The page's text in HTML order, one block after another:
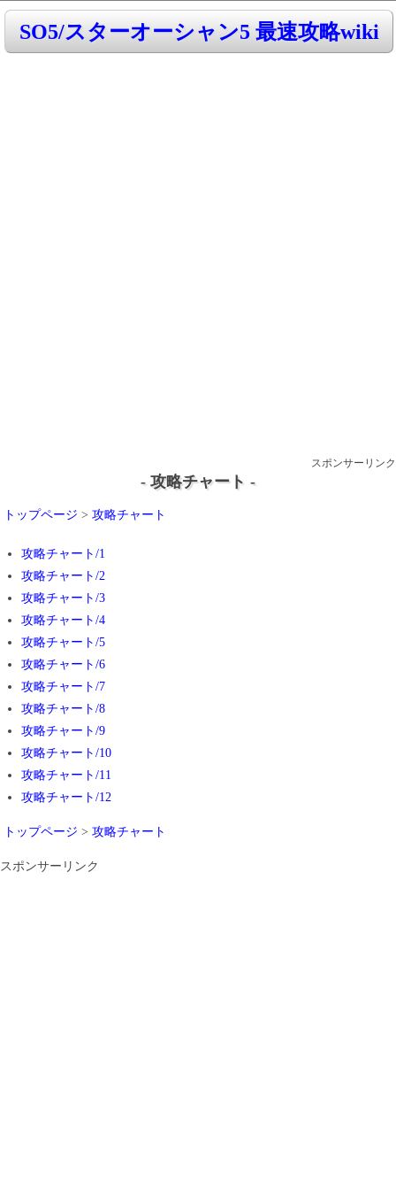
SO5/スターオーシャン5 最速攻略wiki
スポンサーリンク
- 攻略チャート -
トップページ > 攻略チャート
攻略チャート/1
攻略チャート/2
攻略チャート/3
攻略チャート/4
攻略チャート/5
攻略チャート/6
攻略チャート/7
攻略チャート/8
攻略チャート/9
攻略チャート/10
攻略チャート/11
攻略チャート/12
トップページ > 攻略チャート
スポンサーリンク